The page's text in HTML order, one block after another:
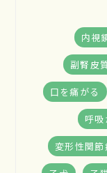
内視
副腎皮
口を痛がる
呼吸
変形性関節